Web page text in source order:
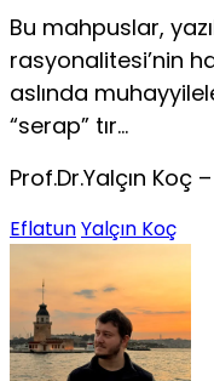
Bu mahpuslar,
rasyonalitesi’nin
aslında
“serap” tır…
Prof.Dr.Yalçın Koç
EflatunYalçın Koç